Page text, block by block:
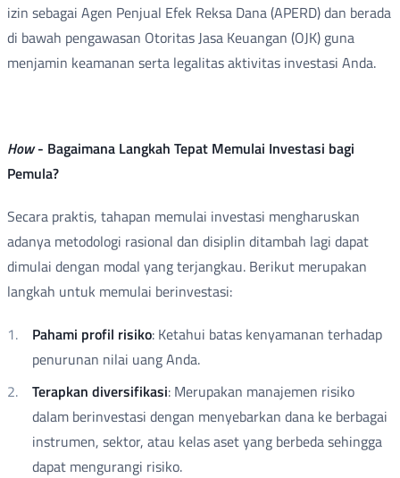
izin sebagai Agen Penjual Efek Reksa Dana (APERD) dan berada
di bawah pengawasan Otoritas Jasa Keuangan (OJK) guna
menjamin keamanan serta legalitas aktivitas investasi Anda.
How- Bagaimana Langkah Tepat Memulai Investasi bagi
Pemula?
Secara praktis, tahapan memulai investasi mengharuskan
adanya metodologi rasional dan disiplin ditambah lagi dapat
dimulai dengan modal yang terjangkau. Berikut merupakan
langkah untuk memulai berinvestasi:
Pahami profil risiko: Ketahui batas kenyamanan terhadap
penurunan nilai uang Anda.
Terapkan diversifikasi: Merupakan manajemen risiko
dalam berinvestasi dengan menyebarkan dana ke berbagai
instrumen, sektor, atau kelas aset yang berbeda sehingga
dapat mengurangi risiko.